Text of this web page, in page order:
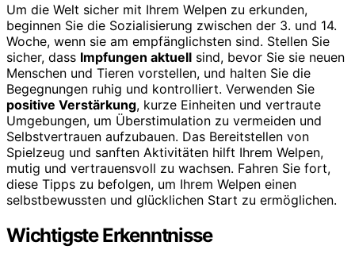
Um die Welt sicher mit Ihrem Welpen zu erkunden,
beginnen Sie die Sozialisierung zwischen der 3. und 14.
Woche, wenn sie am empfänglichsten sind. Stellen Sie
sicher, dass Impfungen aktuell sind, bevor Sie sie neuen
Menschen und Tieren vorstellen, und halten Sie die
Begegnungen ruhig und kontrolliert. Verwenden Sie
positive Verstärkung, kurze Einheiten und vertraute
Umgebungen, um Überstimulation zu vermeiden und
Selbstvertrauen aufzubauen. Das Bereitstellen von
Spielzeug und sanften Aktivitäten hilft Ihrem Welpen,
mutig und vertrauensvoll zu wachsen. Fahren Sie fort,
diese Tipps zu befolgen, um Ihrem Welpen einen
selbstbewussten und glücklichen Start zu ermöglichen.
Wichtigste Erkenntnisse